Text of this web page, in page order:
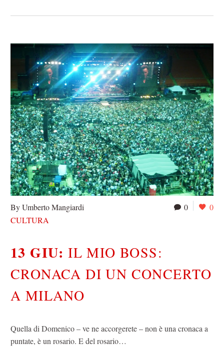
0 0
By Umberto Mangiardi
CULTURA
13 GIU:IL MIO BOSS:
CRONACA DI UN CONCERTO
A MILANO
Quella di Domenico – ve ne accorgerete – non è una cronaca a
puntate, è un rosario. E del rosario…